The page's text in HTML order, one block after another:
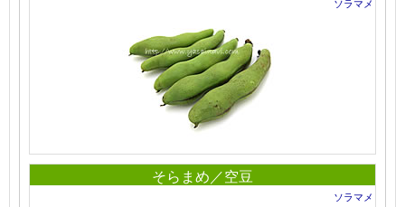
そらまめ／空豆
ソラマメ